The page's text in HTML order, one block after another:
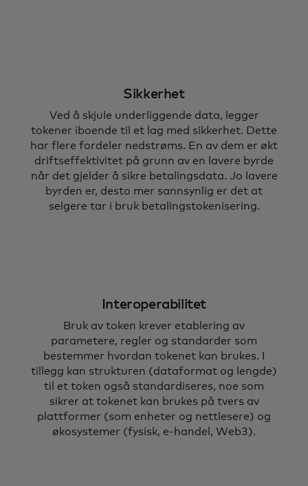
Sikkerhet
Ved å skjule underliggende data, legger
tokener iboende til et lag med sikkerhet. Dette
har flere fordeler nedstrøms. En av dem er økt
driftseffektivitet på grunn av en lavere byrde
når det gjelder å sikre betalingsdata. Jo lavere
byrden er, desto mer sannsynlig er det at
selgere tar i bruk betalingstokenisering.
Interoperabilitet
Bruk av token krever etablering av
parametere, regler og standarder som
bestemmer hvordan tokenet kan brukes. I
tillegg kan strukturen (dataformat og lengde)
til et token også standardiseres, noe som
sikrer at tokenet kan brukes på tvers av
plattformer (som enheter og nettlesere) og
økosystemer (fysisk, e-handel, Web3).